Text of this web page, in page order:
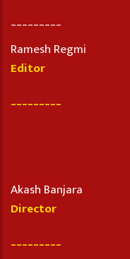
Ramesh Regmi
Editor
_________
Akash Banjara
Director
_________